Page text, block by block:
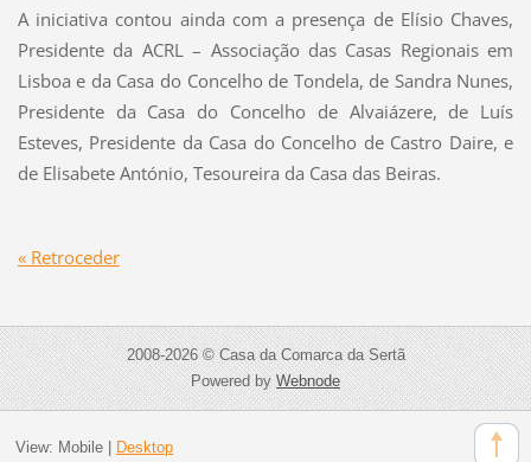
A iniciativa contou ainda com a presença de Elísio Chaves,
Presidente da ACRL – Associação das Casas Regionais em
Lisboa e da Casa do Concelho de Tondela, de Sandra Nunes,
Presidente da Casa do Concelho de Alvaiázere, de Luís
Esteves, Presidente da Casa do Concelho de Castro Daire, e
de Elisabete António, Tesoureira da Casa das Beiras.
« Retroceder
2008-2026 © Casa da Comarca da Sertã
Powered byWebnode
View: Mobile| Desktop